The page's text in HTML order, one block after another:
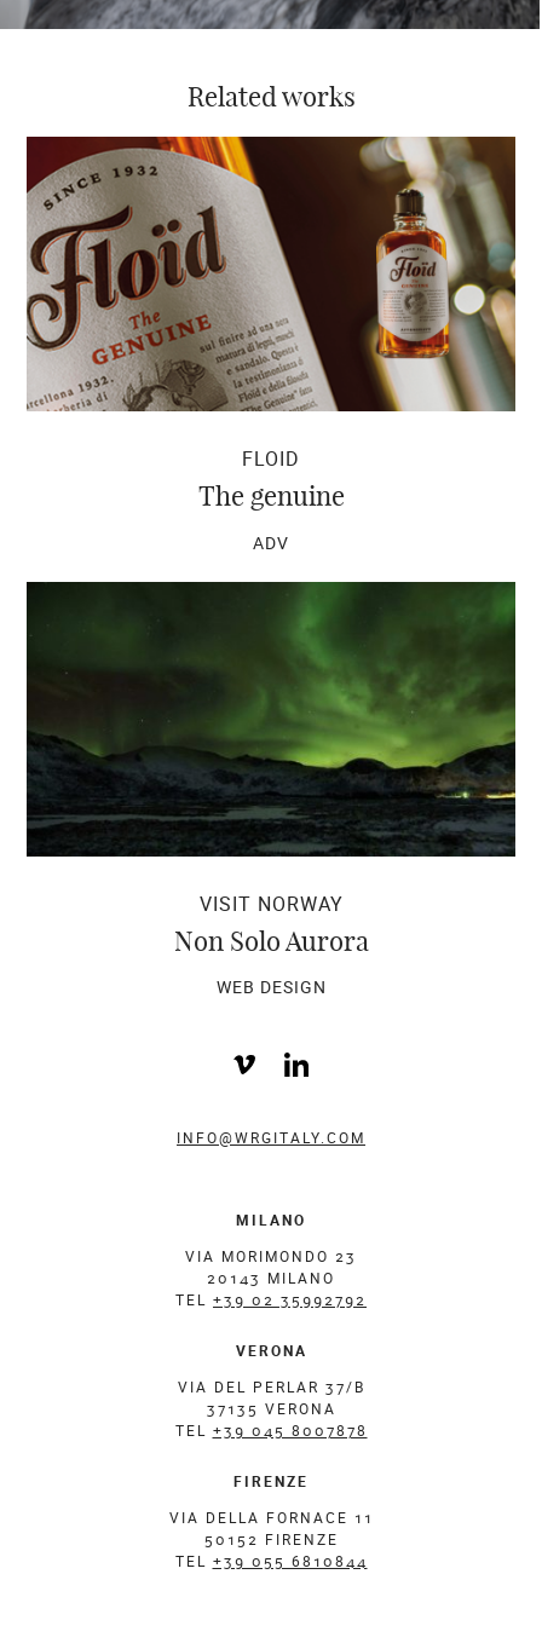
Related works
FLOID
The genuine
ADV
VISIT NORWAY
Non Solo Aurora
WEB DESIGN
INFO@WRGITALY.COM
MILANO
VIA MORIMONDO 23
20143 MILANO
TEL +39 02 35992792
VERONA
VIA DEL PERLAR 37/B
37135 VERONA
TEL +39 045 8007878
FIRENZE
VIA DELLA FORNACE 11
50152 FIRENZE
TEL +39 055 6810844